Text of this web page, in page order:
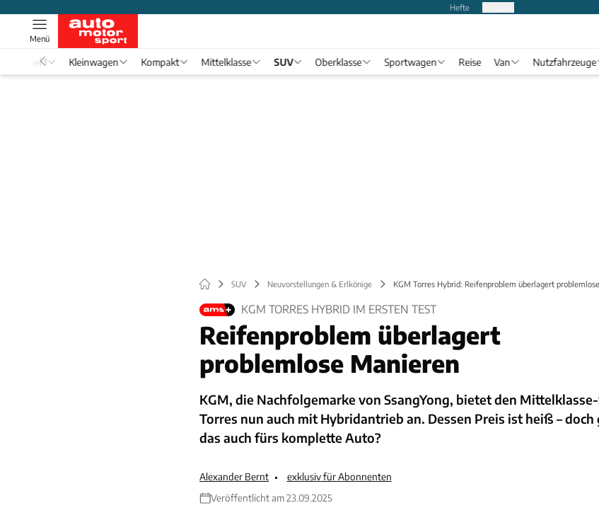
Hefte
Menü
Formel 1 Kleinwagen Kompakt Mittelklasse SUV Oberklasse Sportwagen Reise Van Nutzfahrzeuge
SUV Neuvorstellungen & Erlkönige KGM Torres Hybrid: Reifenproblem überlagert
KGM TORRES HYBRID IM ERSTEN TEST
Reifenproblem überlagert
problemlose Manieren
KGM, die Nachfolgemarke von SsangYong, bietet den
Torres nun auch mit Hybridantrieb an. Dessen Preis ist heiß – doch
das auch fürs komplette Auto?
Alexander Bernt
exklusiv für Abonnenten
Veröffentlicht am 23.09.2025